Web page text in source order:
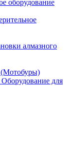
оборудование
алмазного
Оборудование для